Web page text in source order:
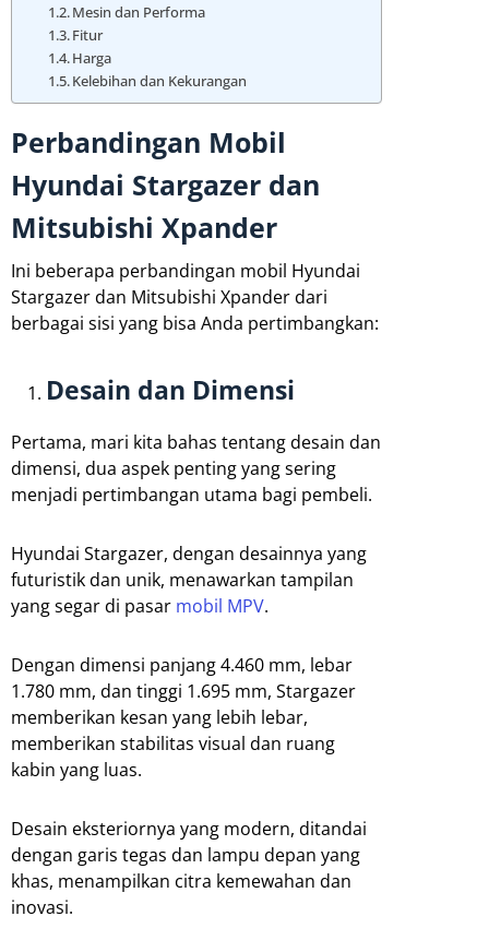
Mesin dan Performa
Fitur
Harga
Kelebihan dan Kekurangan
Perbandingan Mobil
Hyundai Stargazer dan
Mitsubishi Xpander
Ini beberapa perbandingan mobil Hyundai
Stargazer dan Mitsubishi Xpander dari
berbagai sisi yang bisa Anda pertimbangkan:
Desain dan Dimensi
Pertama, mari kita bahas tentang desain dan
dimensi, dua aspek penting yang sering
menjadi pertimbangan utama bagi pembeli.
Hyundai Stargazer, dengan desainnya yang
futuristik dan unik, menawarkan tampilan
yang segar di pasar mobil MPV.
Dengan dimensi panjang 4.460 mm, lebar
1.780 mm, dan tinggi 1.695 mm, Stargazer
memberikan kesan yang lebih lebar,
memberikan stabilitas visual dan ruang
kabin yang luas.
Desain eksteriornya yang modern, ditandai
dengan garis tegas dan lampu depan yang
khas, menampilkan citra kemewahan dan
inovasi.